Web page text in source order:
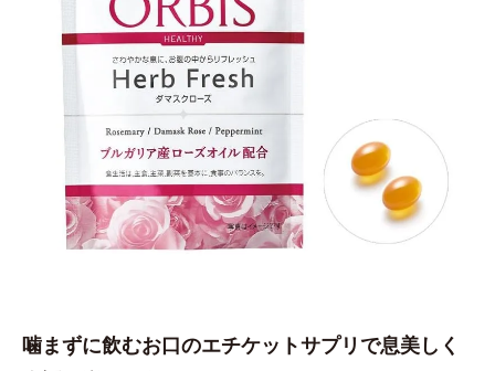
噛まずに飲むお口のエチケットサプリで息美しく